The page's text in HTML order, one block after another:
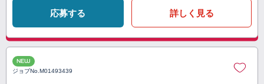
応募する 詳しく見る
NEW
ジョブNo.M01493439